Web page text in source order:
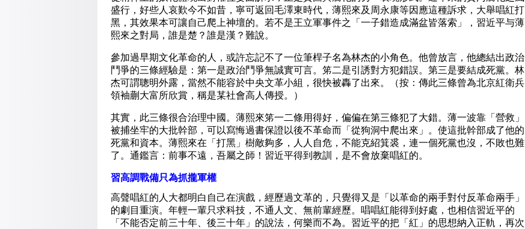
盛行，好些人哀歎今不如昔，寧可返回毛澤東時代，薄熙來及周永康等因應這種訴求，大舉唱紅打
黑，其效果本可讓自己爬上神壇的。若不是王立軍事件之「一子錯造成滿盆皆落索」，習近平与薄
熙來之對局，誰是楚？誰是漢？難說。
參加過早期文化革命的人，或許忘記不了一位筆桿子名為林杰的小角色。他曾放言，他總結出政治
鬥爭的三條經驗是：第一是政治鬥爭無誠實可言。笫二是引誘對方犯錯誤。第三是要結成死黨。林
杰可謂聰明外露，當然不能容於中央文革小組，很快被轟了出來。（按：傳此三條曾為北京紅衛兵
領袖蒯大富所欣賞，稱是某社會高人傳授。）
其實，此三條很合治理中國。薄熙來笫一二條用得好，偏偏在第三條犯了大錯。薄一波靠「營救」
被捕坐牢的大批幹部，可以寫悔過書保證以後不革命而「從狗洞中爬出來」。使這批幹部成了他的
死黨和資本。薄熙來在「打黑」樹敵夠多，人人自危，不能克紹箕裘，連一個死黨也沒，不敗也難
了。通鑑言：前事不遠，吾屬之師！習近平得到教訓，是不會放棄唱紅的。
習高調戰備只為抓攏軍權
高聲唱紅的人大都明白自己在演戲，經歷過文革的，只覺得又是「以革命的兩手對付反革命兩手」
的劇目重演。年輕一輩只求科技，不通人文、無前輩經歷。唱唱紅能得到好處，也相信習近平的
「不能否定前三十年、後三十年」的說法，何樂而不為。習近平的把「紅」的思想納入正軌，再次